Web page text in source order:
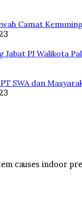
Camat
Jabat PJ Walikota
SWA dan
causes indoor